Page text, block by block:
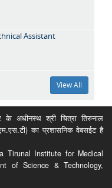
Assistant
View All
के अधीनस्थ श्री चित्रा तिरुनाल
का प्रशासनिक वेबसईट है
Tirunal Institute for Medical
of Science & Technology,